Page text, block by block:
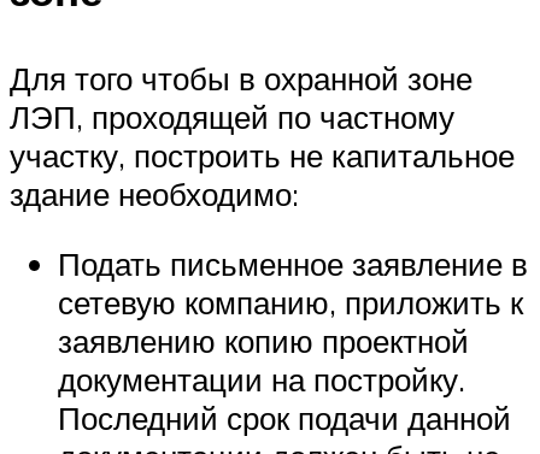
Для того чтобы в охранной зоне
ЛЭП, проходящей по частному
участку, построить не капитальное
здание необходимо:
Подать письменное заявление в
сетевую компанию, приложить к
заявлению копию проектной
документации на постройку.
Последний срок подачи данной